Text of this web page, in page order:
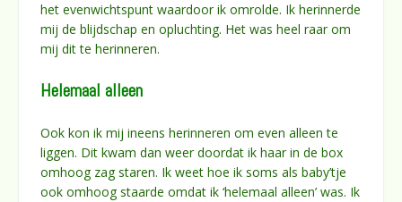
het evenwichtspunt waardoor ik omrolde. Ik herinnerde
mij de blijdschap en opluchting. Het was heel raar om
mij dit te herinneren.
Helemaal alleen
Ook kon ik mij ineens herinneren om even alleen te
liggen. Dit kwam dan weer doordat ik haar in de box
omhoog zag staren. Ik weet hoe ik soms als baby’tje
ook omhoog staarde omdat ik ‘helemaal alleen’ was. Ik